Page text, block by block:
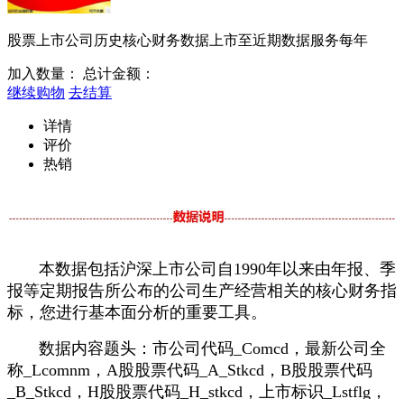
股票上市公司历史核心财务数据上市至近期数据服务每年
加入数量： 总计金额：
继续购物 去结算
详情
评价
热销
本数据包括沪深上市公司自1990年以来由年报、季
报等定期报告所公布的公司生产经营相关的核心财务指
标，您进行基本面分析的重要工具。
数据内容题头：市公司代码_Comcd，最新公司全
称_Lcomnm，A股股票代码_A_Stkcd，B股股票代码
_B_Stkcd，H股股票代码_H_stkcd，上市标识_Lstflg，